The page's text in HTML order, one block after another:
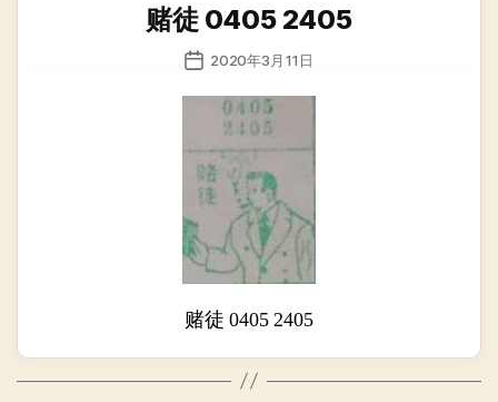
赌徒 0405 2405
发
日
2020年3月11日
赌徒 0405 2405